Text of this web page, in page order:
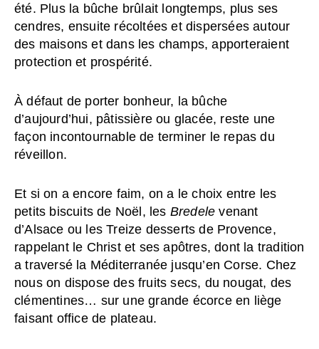
été. Plus la bûche brûlait longtemps, plus ses
cendres, ensuite récoltées et dispersées autour
des maisons et dans les champs, apporteraient
protection et prospérité.
À défaut de porter bonheur, la bûche
d’aujourd’hui, pâtissière ou glacée, reste une
façon incontournable de terminer le repas du
réveillon.
Et si on a encore faim, on a le choix entre les
petits biscuits de Noël, les Bredele venant
d’Alsace ou les Treize desserts de Provence,
rappelant le Christ et ses apôtres, dont la tradition
a traversé la Méditerranée jusqu’en Corse. Chez
nous on dispose des fruits secs, du nougat, des
clémentines… sur une grande écorce en liège
faisant office de plateau.